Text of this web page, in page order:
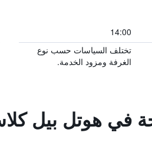
14:00
تختلف السياسات حسب نوع
الغرفة ومزود الخدمة.
في هوتل بيل